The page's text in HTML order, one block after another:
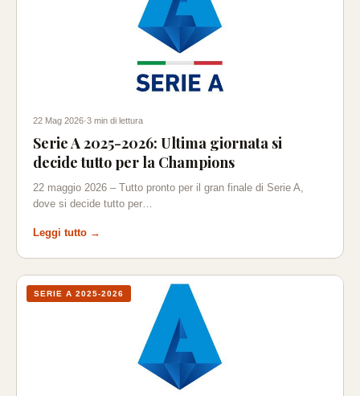
22 Mag 2026·3 min di lettura
Serie A 2025-2026: Ultima giornata si
decide tutto per la Champions
22 maggio 2026 – Tutto pronto per il gran finale di Serie A,
dove si decide tutto per…
Leggi tutto →
SERIE A 2025-2026